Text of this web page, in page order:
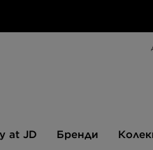
at JD Бренди